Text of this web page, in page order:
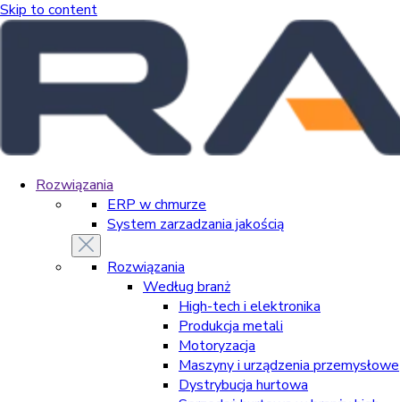
Skip to content
Rozwiązania
ERP w chmurze
System zarzadzania jakością
Rozwiązania
Według branż
High-tech i elektronika
Produkcja metali
Motoryzacja
Maszyny i urządzenia przemysłowe
Dystrybucja hurtowa